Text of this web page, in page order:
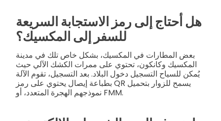
هل أحتاج إلى رمز الاستجابة السريعة
للسفر إلى المكسيك؟
بعض المطارات في المكسيك، بشكل خاص تلك في مدينة
المكسيك وكانكون، تحتوي على ممرات الكشك الآلي حيث
يُمكن للسياح التسجيل دخول البلاد. بعد التسجيل، تقوم الآلة
بطباعة إيصال يحتوي على رمز QR يسمح للزوار بتحميل
نموذجهم الهجرة المتعدد، أو FMM.